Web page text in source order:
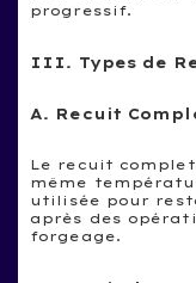
progressif.
III. Types de
A. Recuit
Le recuit
même
utilisée pour
après des
forgeage.